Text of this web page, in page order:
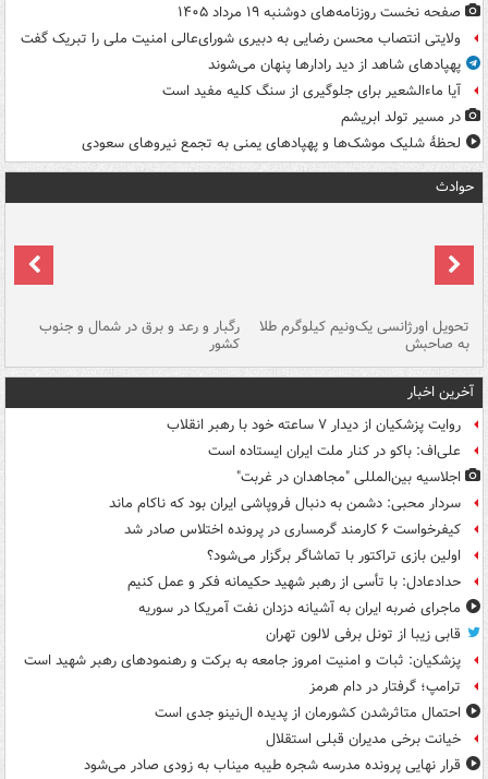
صفحه نخست روزنامه‌های دوشنبه ۱۹ مرداد ۱۴۰۵
ولایتی انتصاب محسن رضایی به دبیری شورای‌عالی امنیت ملی را تبریک گفت
پهپادهای شاهد از دید رادارها پنهان می‌شوند
آیا ماءالشعیر برای جلوگیری از سنگ کلیه مفید است
در مسیر تولد ابریشم
لحظۀ شلیک موشک‌ها و پهپادهای یمنی به تجمع نیروهای سعودی
حوادث
تحویل اورژانسی یک‌ونیم کیلوگرم طلا
به صاحبش
رگبار و رعد و برق در شمال و جنوب
کشور
آخرین اخبار
روایت پزشکیان از دیدار ۷ ساعته خود با رهبر انقلاب
علی‌اف: باکو در کنار ملت ایران ایستاده است
اجلاسیه بین‌المللی "مجاهدان در غربت"
سردار محبی: دشمن به دنبال فروپاشی ایران بود که ناکام ماند
کیفرخواست ۶ کارمند گرمساری در پرونده اختلاس صادر شد
اولین بازی تراکتور با تماشاگر برگزار می‌شود؟
حدادعادل: با تأسی از رهبر شهید حکیمانه فکر و عمل کنیم
ماجرای ضربه ایران به آشیانه دزدان نفت آمریکا در سوریه
قابی زیبا از تونل برفی لالون تهران
پزشکیان: ثبات و امنیت امروز جامعه به برکت و رهنمودهای رهبر شهید است
ترامپ؛ گرفتار در دام هرمز
احتمال متاثرشدن کشورمان از پدیده ال‌نینو جدی است
خیانت برخی مدیران قبلی استقلال
قرار نهایی پرونده مدرسه شجره طیبه میناب به زودی صادر می‌شود